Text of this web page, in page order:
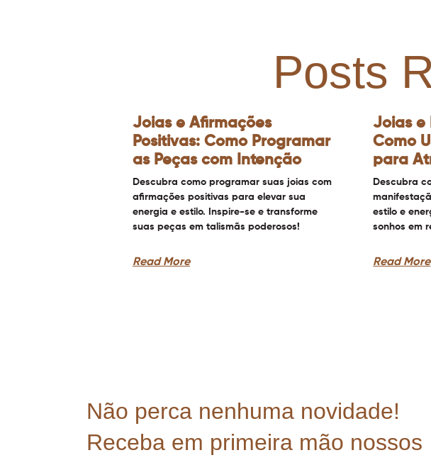
Posts
Joias e Afirmações
Positivas: Como Programar
as Peças com Intenção
Descubra como programar suas joias com
afirmações positivas para elevar sua
energia e estilo. Inspire-se e transforme
suas peças em talismãs poderosos!
Read More
Joias e
Como
para
Descubra
estilo e
sonhos em
Read More
Não perca nenhuma novidade!
Receba em primeira mão nossos